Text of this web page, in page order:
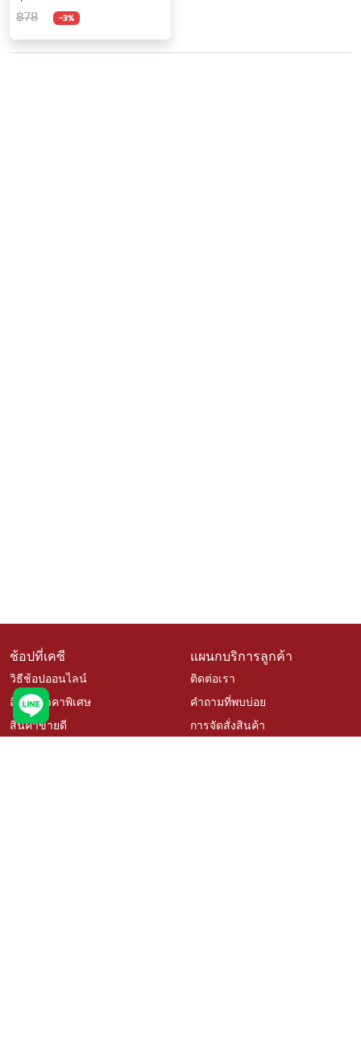
กีวี,พีช,ส้ม,ทับทิม,มิกซ์เบอร์
รี่)180มล.แพ็ค 4ชิ้น
฿78 -3%
ช้อปที่เคซี
วิธีช้อปออนไลน์
สินค้าราคาพิเศษ
สินค้าขายดี
แผนกบริการลูกค้า
ติดต่อเรา
คำถามที่พบบ่อย
การจัดสั่งสินค้า